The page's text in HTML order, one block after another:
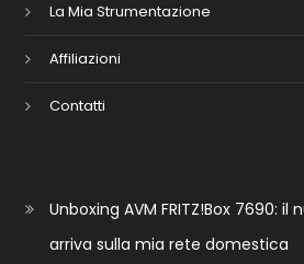
La Mia Strumentazione
Affiliazioni
Contatti
Unboxing AVM FRITZ!Box 7690:
arriva sulla mia rete domestica